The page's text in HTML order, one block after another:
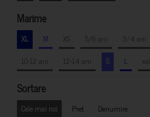
Marime
XL M XS 5/6 ani 3/4 ani
10-12 ani
12-14 ani S L xxl
Sortare
Cele mai noi Pret Denumire